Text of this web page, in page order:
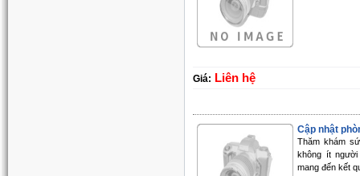
Giá: Liên hệ
Cập nhật
Thăm khám
không ít
mang đến kết